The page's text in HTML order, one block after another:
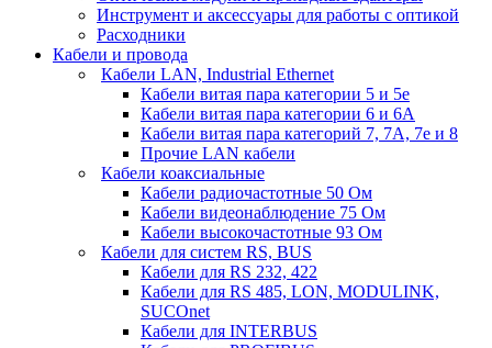
Инструмент и аксессуары для работы с оптикой
Расходники
Кабели и провода
Кабели LAN, Industrial Ethernet
Кабели витая пара категории 5 и 5е
Кабели витая пара категории 6 и 6A
Кабели витая пара категорий 7, 7А, 7е и 8
Прочие LAN кабели
Кабели коаксиальные
Кабели радиочастотные 50 Ом
Кабели видеонаблюдение 75 Ом
Кабели высокочастотные 93 Ом
Кабели для систем RS, BUS
Кабели для RS 232, 422
Кабели для RS 485, LON, MODULINK,
SUCOnet
Кабели для INTERBUS